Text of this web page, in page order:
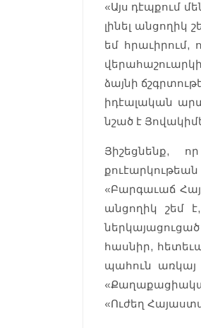
«Այս դէպքում
լինել անցողիկ
եմ հրաւիրում,
ձայնի
իդէալական
նշած է
Յիշեցնենք,
«Բարգաւաճ
անցողիկ շեմ
հասնիր,
պահուն առկայ
«Ուժեղ